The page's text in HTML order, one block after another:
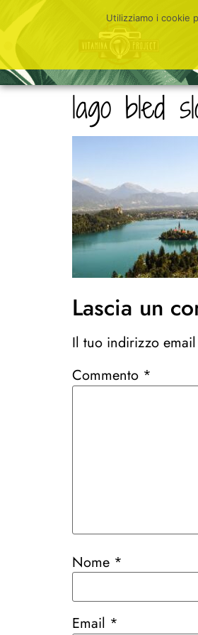
lago bled
Lascia un
Il tuo indirizzo
Commento *
Nome *
Email *
Utilizziamo i cookie